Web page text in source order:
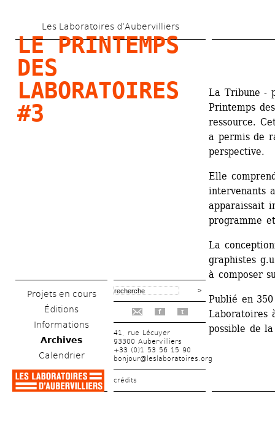
au
contenu
Les Laboratoires d’Aubervilliers
LE PRINTEMPS
DES
LABORATOIRES
#3
Projets en cours
Éditions
Informations
Archives
Calendrier
f t
41, rue Lécuyer
93300 Aubervilliers
+33 (0)1 53 56 15 90
bonjour@leslaboratoires.org
crédits
La Tribune -
Printemps
ressource.
a permis de
perspective.
Elle
intervenants
apparaissait
programme
La
graphistes
à composer
Publié en
Laboratoires
possible de